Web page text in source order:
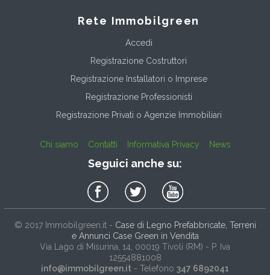
Rete Immobilgreen
Accedi
Registrazione Costruttori
Registrazione Installatori o Imprese
Registrazione Professionisti
Registrazione Privati o Agenzie Immobiliari
Chi siamo Contatti Informativa Privacy News
Seguici anche su:
© 2017 Immobilgreen.it- Case di Legno Prefabbricate, Terreni
e Annunci Case Green in Vendita
Via Lago di Misurina, 14 , 00019 Tivoli (RM) - P. Iva
12554881008
info@immobilgreen.it - Telefono 347 6892041